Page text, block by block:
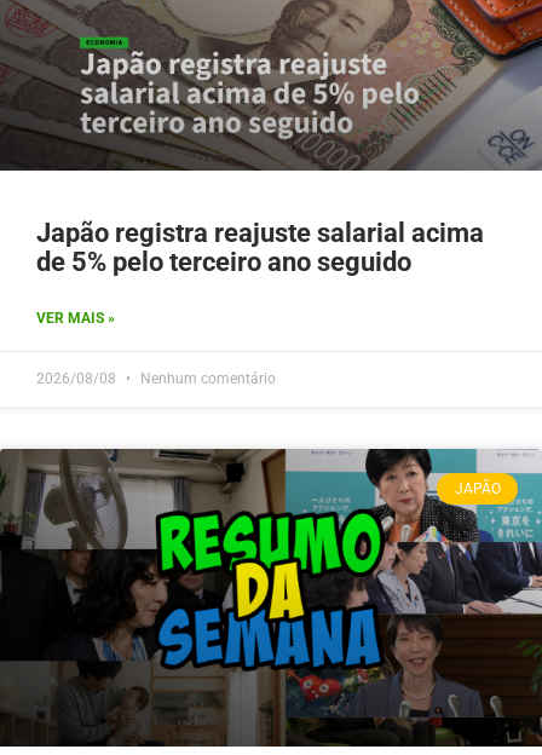
Japão registra reajuste salarial acima
de 5% pelo terceiro ano seguido
VER MAIS »
2026/08/08 Nenhum comentário
JAPÃO